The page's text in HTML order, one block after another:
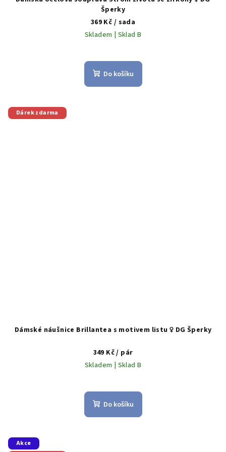
Šperky
369 Kč / sada
Skladem | Sklad B
Do košíku
Dárek zdarma
Dámské náušnice Brillantea s motivem listu ♀️ DG Šperky
349 Kč/ pár
Skladem | Sklad B
Do košíku
Akce